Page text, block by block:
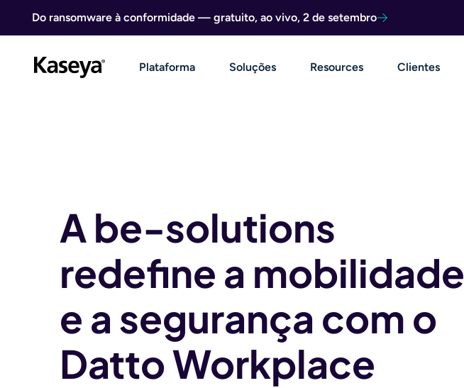
Do ransomware à conformidade — gratuito, ao vivo, 2 de setembro
Plataforma Soluções Resources Clientes
A be-solutions
redefine a mobilidade
e a segurança com o
Datto Workplace